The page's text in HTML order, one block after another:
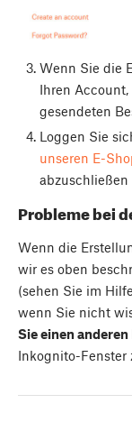
Wenn Sie die
Ihren
gesendeten
Loggen Sie
unseren E-
Probleme bei
Wenn die
wir es oben
(sehen Sie im
wenn Sie nicht
Sie einen
Inkognito-Fenster